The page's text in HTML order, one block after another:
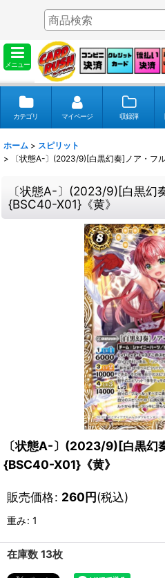
メニュー
カテゴリ マイページ 収録弾
ホーム > スピリット
>
〔状態A-〕(2023/9)[白黒幻奏]ノア・フ
〔状態A-〕(2023/9)[白黒幻
{BSC40-X01}《黄》
〔状態A-〕(2023/9)[白黒幻
{BSC40-X01}《黄》
販売価格: 260円(税込)
重み: 1
在庫数 13枚